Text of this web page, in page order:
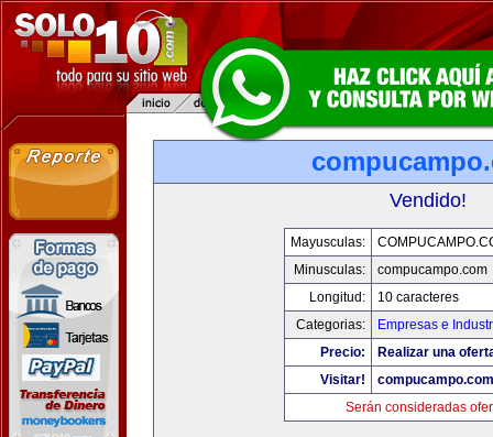
Vendido!
Mayusculas:
Minusculas:
compucampo.com
Longitud:
10 caracteres
Categorias:
Empresas e
Precio:
Realizar una
Visitar!
compucampo.com
Serán consideradas